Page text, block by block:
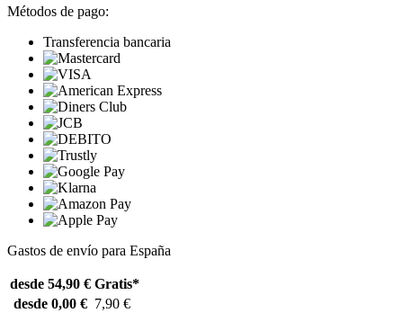
Métodos de pago:
Transferencia bancaria
Gastos de envío para España
desde 54,90 € Gratis*
desde 0,00 € 7,90 €